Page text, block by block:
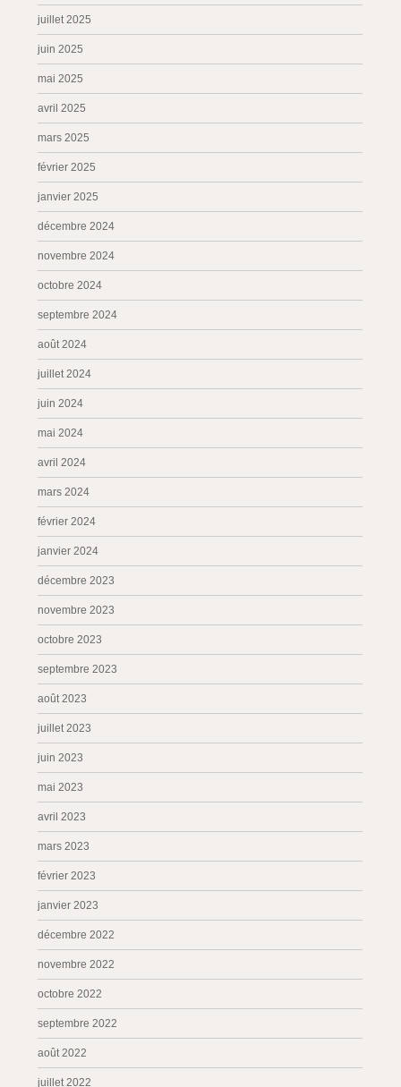
juillet 2025
juin 2025
mai 2025
avril 2025
mars 2025
février 2025
janvier 2025
décembre 2024
novembre 2024
octobre 2024
septembre 2024
août 2024
juillet 2024
juin 2024
mai 2024
avril 2024
mars 2024
février 2024
janvier 2024
décembre 2023
novembre 2023
octobre 2023
septembre 2023
août 2023
juillet 2023
juin 2023
mai 2023
avril 2023
mars 2023
février 2023
janvier 2023
décembre 2022
novembre 2022
octobre 2022
septembre 2022
août 2022
juillet 2022